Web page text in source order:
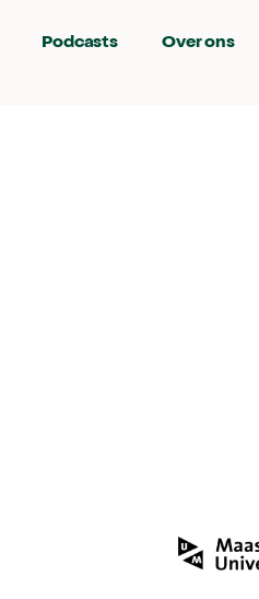
Podcasts Over ons